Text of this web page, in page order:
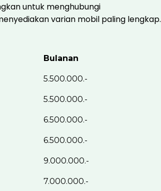
untuk menghubungi
varian mobil paling lengkap.
Bulanan
5.500.000.-
5.500.000.-
6.500.000.-
6.500.000.-
9.000.000.-
7.000.000.-